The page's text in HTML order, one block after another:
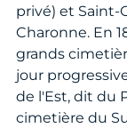
privé) et Saint-
Charonne. En
grands
jour
de l'Est, dit du
cimetière du